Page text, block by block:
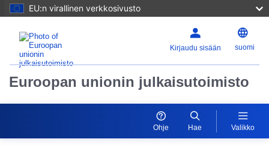
EU:n virallinen verkkosivusto
Kirjaudu sisään suomi
Euroopan unionin julkaisutoimisto
Ohje Hae Valikko